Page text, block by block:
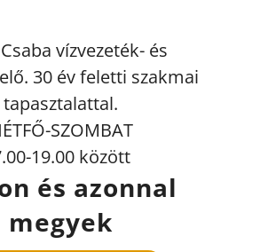
vízvezeték- és
30 év feletti szakmai
tapasztalattal.
SZOMBAT
19.00 között
és azonnal
megyek